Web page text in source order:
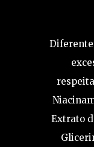
Extrato